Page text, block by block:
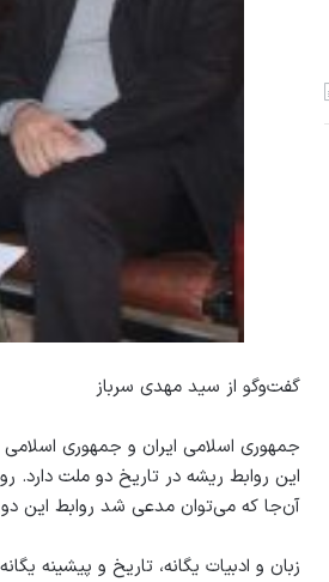
گفت‌وگو از سید مهدی سرباز
جمهوری اسلامی ایران و جمهوری اسلامی
این روابط ریشه در تاریخ دو ملت دارد.
آن‌جا که می‌توان مدعی شد روابط این
زبان و ادبیات یگانه، تاریخ و پیشینه